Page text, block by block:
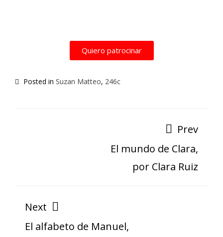
Quiero patrocinar
Posted in Suzan Matteo, 246c
Prev
El mundo de Clara,
por Clara Ruiz
Next
El alfabeto de Manuel,